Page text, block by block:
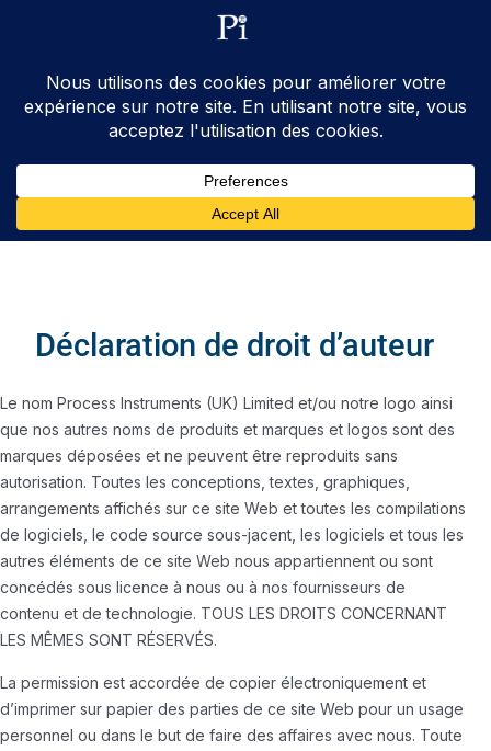
ventes@processinstruments.fr
Déclaration de droit d’auteur
Le nom Process Instruments (UK) Limited et/ou notre logo ainsi
que nos autres noms de produits et marques et logos sont des
marques déposées et ne peuvent être reproduits sans
autorisation. Toutes les conceptions, textes, graphiques,
arrangements affichés sur ce site Web et toutes les compilations
de logiciels, le code source sous-jacent, les logiciels et tous les
autres éléments de ce site Web nous appartiennent ou sont
concédés sous licence à nous ou à nos fournisseurs de
contenu et de technologie. TOUS LES DROITS CONCERNANT
LES MÊMES SONT RÉSERVÉS.
La permission est accordée de copier électroniquement et
d’imprimer sur papier des parties de ce site Web pour un usage
personnel ou dans le but de faire des affaires avec nous. Toute